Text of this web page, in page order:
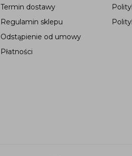
Termin dostawy
Regulamin sklepu
Odstąpienie od umowy
Płatności